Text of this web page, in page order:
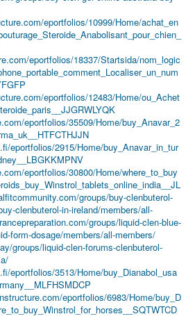
eportfolios/10999/Home/achat_en
eportfolios/18337/Startsida/nom_logic
eportfolios/12483/Home/ou_Achet
eportfolios/35509/Home/buy_Anavar_2
eportfolios/2915/Home/buy_Anavar_in_tur
eportfolios/30800/Home/where_to_buy
groups/buy-clenbuterol-
clenbuterol-in-ireland/members/all-
groups/liquid-clen-blue-
form-dosage/members/all-members/
groups/liquid-clen-forums-clenbuterol-
eportfolios/3513/Home/buy_Dianabol_usa
eportfolios/6983/Home/buy_D